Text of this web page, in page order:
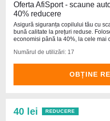
Oferta AfiSport - scaune
40% reducere
Asigură siguranța copilului tău cu
bună calitate la prețuri reduse.
economisi până la 40%, la cele mai
Numărul de utilizări: 17
OBȚINE
40 lei REDUCERE